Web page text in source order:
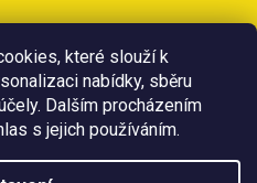
které slouží k
nabídky, sběru
Dalším procházením
s jejich používáním.